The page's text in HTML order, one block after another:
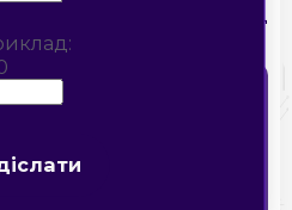
чи винагороди від